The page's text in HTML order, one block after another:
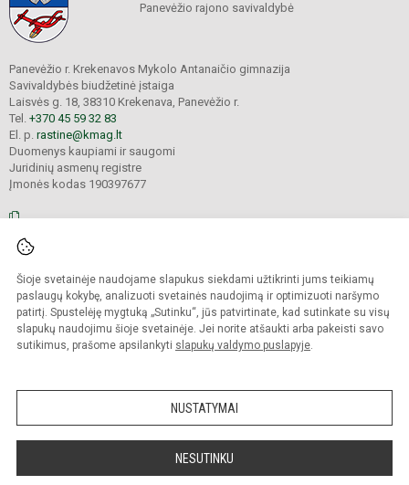
Šioje svetainėje naudojame slapukus siekdami užtikrinti jums teikiamų
paslaugų kokybę, analizuoti svetainės naudojimą ir optimizuoti naršymo
patirtį. Spustelėję mygtuką „Sutinku“, jūs patvirtinate, kad sutinkate su visų
slapukų naudojimu šioje svetainėje. Jei norite atšaukti arba pakeisti savo
sutikimus, prašome apsilankyti slapukų valdymo puslapyje.
NUSTATYMAI
NESUTINKU
Panevėžio rajono savivaldybė
Panevėžio r. Krekenavos Mykolo Antanaičio gimnazija
Savivaldybės biudžetinė įstaiga
Laisvės g. 18, 38310 Krekenava, Panevėžio r.
Tel. +370 45 59 32 83
El. p. rastine@kmag.lt
Duomenys kaupiami ir saugomi
Juridinių asmenų registre
Įmonės kodas 190397677
saugomos.
Kopijuoti turinį be raštiško gimnazijos sutikimo griežtai draudžiama.
Prieinamumo paraiška Slapukų valdymas
Sumanus būdas atnaujinti